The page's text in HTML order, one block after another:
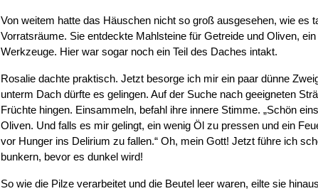
Von weitem hatte das Häuschen nicht so groß ausgesehen, wie es
Vorratsräume. Sie entdeckte Mahlsteine für Getreide und Oliven,
Werkzeuge. Hier war sogar noch ein Teil des Daches intakt.
Rosalie dachte praktisch. Jetzt besorge ich mir ein paar dünne
unterm Dach dürfte es gelingen. Auf der Suche nach geeigneten
Früchte hingen. Einsammeln, befahl ihre innere Stimme. „Schön
Oliven. Und falls es mir gelingt, ein wenig Öl zu pressen und ein
vor Hunger ins Delirium zu fallen.“ Oh, mein Gott! Jetzt führe ich
bunkern, bevor es dunkel wird!
So wie die Pilze verarbeitet und die Beutel leer waren, eilte sie